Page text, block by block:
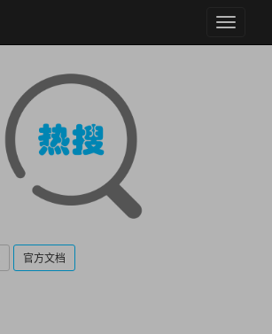
Toggle
官方文档